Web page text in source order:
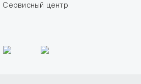
Сервисный центр